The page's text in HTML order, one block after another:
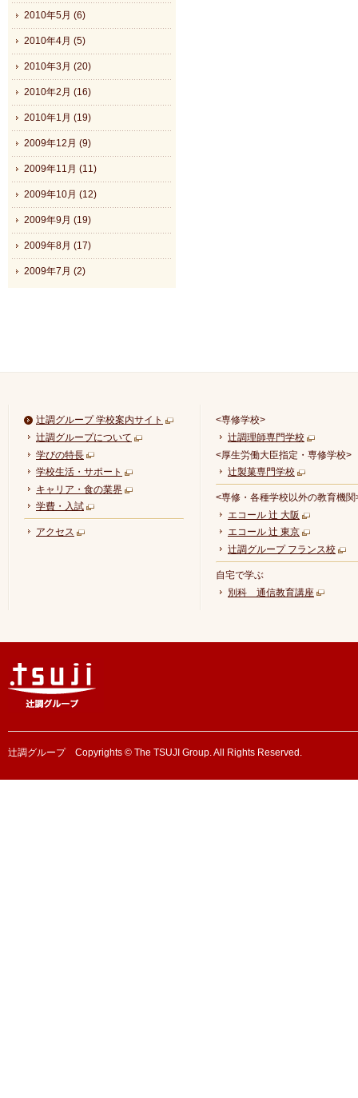
2010年5月 (6)
2010年4月 (5)
2010年3月 (20)
2010年2月 (16)
2010年1月 (19)
2009年12月 (9)
2009年11月 (11)
2009年10月 (12)
2009年9月 (19)
2009年8月 (17)
2009年7月 (2)
辻調グループ 学校案内サイト
辻調グループについて
学びの特長
学校生活・サポート
キャリア・食の業界
学費・入試
アクセス
<専修学校>
辻調理師専門学校
<厚生労働大臣指定・専修学校>
辻製菓専門学校
<専修・各種学校以外の教育機関
エコール 辻 大阪
エコール 辻 東京
辻調グループ フランス校
自宅で学ぶ
別科 通信教育講座
辻調グループ Copyrights © The TSUJI Group. All Rights Reserved.